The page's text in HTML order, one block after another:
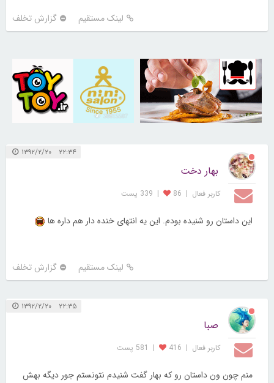
لینک مستقیم گزارش تخلف
30254375
30815507
۲۲:۳۴ ۱۳۹۲/۲/۲۰
بهار دخت
کاربر فعال |
86
| 339 پست
این داستان رو شنیده بودم. این یه انتهای خنده دار هم داره ها
لینک مستقیم گزارش تخلف
۲۲:۳۵ ۱۳۹۲/۲/۲۰
صبا
کاربر فعال |
416
| 581 پست
منم چون ون داستان رو که بهار گفت شنیدم نتونستم جور دیگه بهش